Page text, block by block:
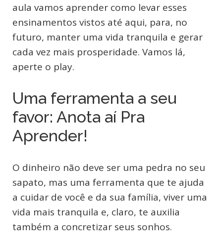
aula vamos aprender como levar esses
ensinamentos vistos até aqui, para, no
futuro, manter uma vida tranquila e gerar
cada vez mais prosperidade. Vamos lá,
aperte o play.
Uma ferramenta a seu
favor: Anota aí Pra
Aprender!
O dinheiro não deve ser uma pedra no seu
sapato, mas uma ferramenta que te ajuda
a cuidar de você e da sua família, viver uma
vida mais tranquila e, claro, te auxilia
também a concretizar seus sonhos.